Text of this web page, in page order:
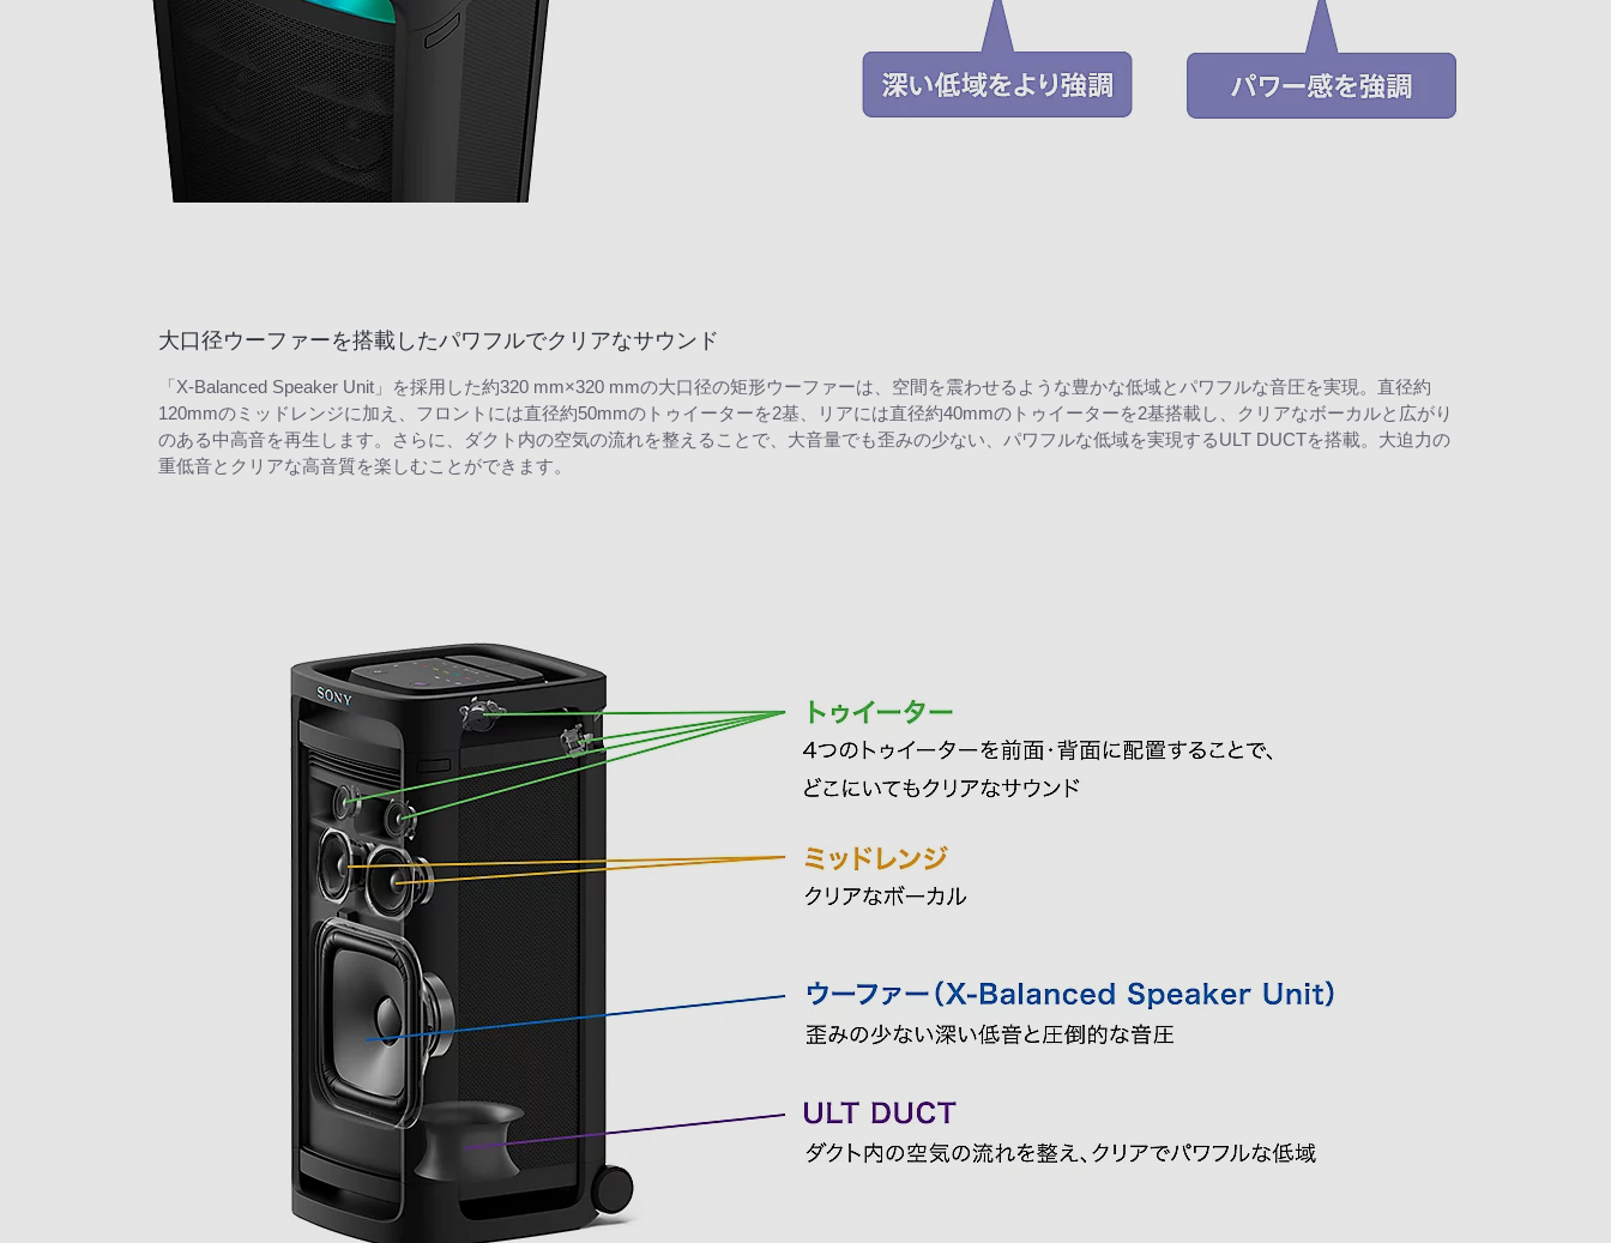
大口径ウーファーを搭載したパワフルでクリアなサウンド
「X-Balanced Speaker Unit」を採用した約320 mm×320 mmの大口径の矩形ウーファーは、空間を震わせるような豊かな低域とパワフルな音圧を実現。直径約
120mmのミッドレンジに加え、フロントには直径約50mmのトゥイーターを2基、リアには直径約40mmのトゥイーターを2基搭載し、クリアなボーカルと広がり
のある中高音を再生します。さらに、ダクト内の空気の流れを整えることで、大音量でも歪みの少ない、パワフルな低域を実現するULT DUCTを搭載。大迫力の
重低音とクリアな高音質を楽しむことができます。